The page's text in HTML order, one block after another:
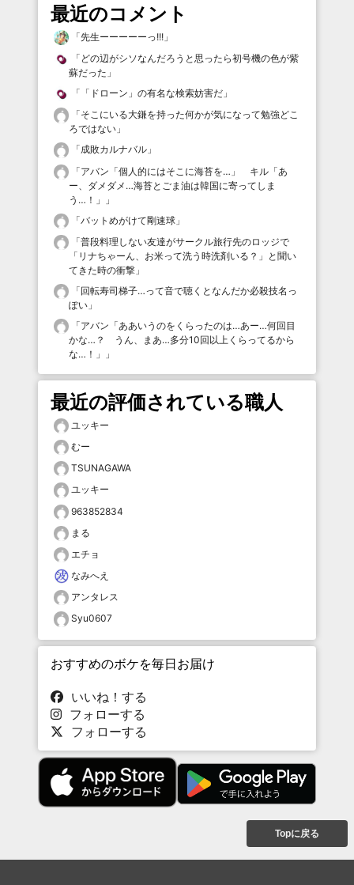
最近のコメント
「先生ーーーーーっ!!! 」
「 どの辺がシソなんだろうと思ったら初号機の色が紫
蘇だった 」
「 「ドローン」の有名な検索妨害だ 」
「そこにいる大鎌を持った何かが気になって勉強どこ
ろではない 」
「成敗カルナバル 」
「アバン「個人的にはそこに海苔を…」 キル「あ
ー、ダメダメ…海苔とごま油は韓国に寄ってしま
う…！」
」
「バットめがけて剛速球 」
「普段料理しない友達がサークル旅行先のロッジで
「リナちゃーん、お米って洗う時洗剤いる？」と聞い
てきた時の衝撃 」
「回転寿司梯子…って音で聴くとなんだか必殺技名っ
ぽい 」
「アバン「ああいうのをくらったのは…あー…何回目
かな…？ うん、まあ…多分10回以上くらってるから
な…！」
」
最近の評価されている職人
ユッキー
むー
TSUNAGAWA
ユッキー
963852834
まる
エチョ
なみへえ
アンタレス
Syu0607
おすすめのボケを毎日お届け
いいね！する
フォローする
フォローする
Topに戻る